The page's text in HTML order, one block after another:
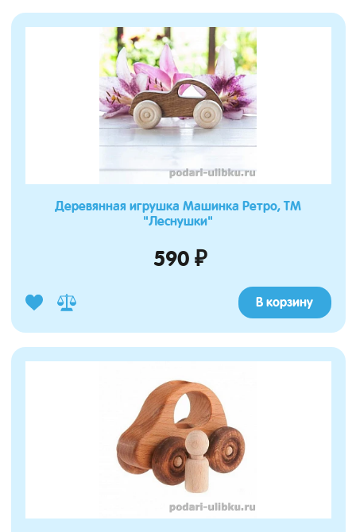
Деревянная игрушка Машинка Ретро, ТМ
"Леснушки"
590 ₽
В корзину